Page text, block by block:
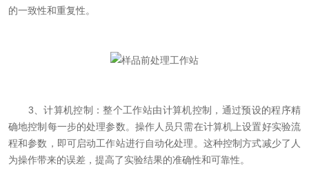
的一致性和重复性。
3、计算机控制：整个工作站由计算机控制，通过预设的程序精
确地控制每一步的处理参数。操作人员只需在计算机上设置好实验流
程和参数，即可启动工作站进行自动化处理。这种控制方式减少了人
为操作带来的误差，提高了实验结果的准确性和可靠性。